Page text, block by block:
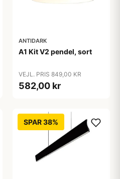
ANTIDARK
A1 Kit V2 pendel, sort
VEJL. PRIS 849,00 KR
582,00 kr
SPAR 38%